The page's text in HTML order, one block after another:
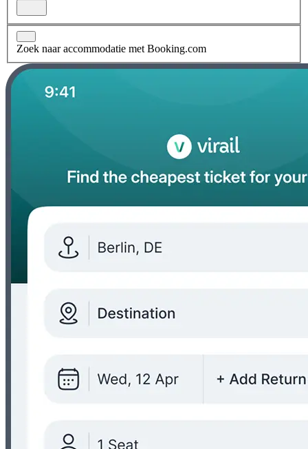
Zoek naar accommodatie met Booking.com